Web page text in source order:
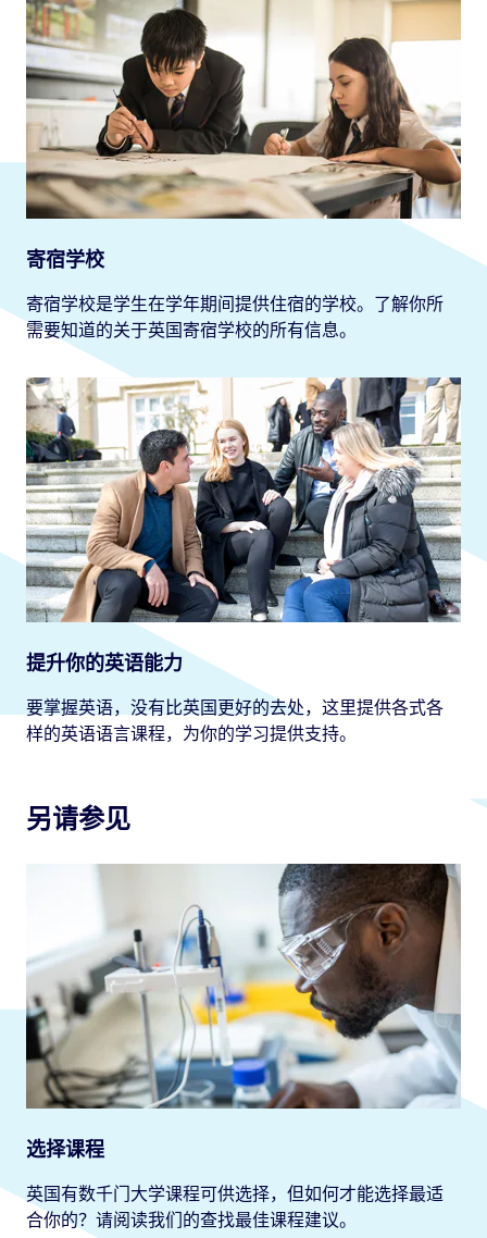
寄宿学校
寄宿学校是学生在学年期间提供住宿的学校。了解你所
需要知道的关于英国寄宿学校的所有信息。
提升你的英语能力
要掌握英语，没有比英国更好的去处，这里提供各式各
样的英语语言课程，为你的学习提供支持。
另请参见
选择课程
英国有数千门大学课程可供选择，但如何才能选择最适
合你的？请阅读我们的查找最佳课程建议。